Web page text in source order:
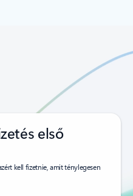
első
kell fizetnie, amit ténylegesen